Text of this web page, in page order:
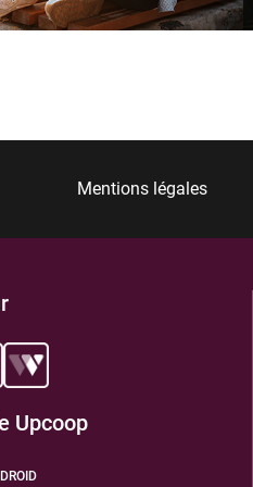
Mentions légales
Upcoop